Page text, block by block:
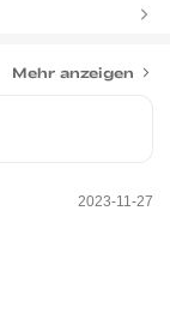
Mehr anzeigen
2023-11-27